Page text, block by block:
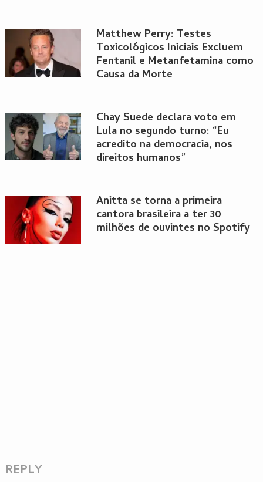
Matthew Perry: Testes
Toxicológicos Iniciais Excluem
Fentanil e Metanfetamina como
Causa da Morte
Chay Suede declara voto em
Lula no segundo turno: “Eu
acredito na democracia, nos
direitos humanos”
Anitta se torna a primeira
cantora brasileira a ter 30
milhões de ouvintes no Spotify
REPLY